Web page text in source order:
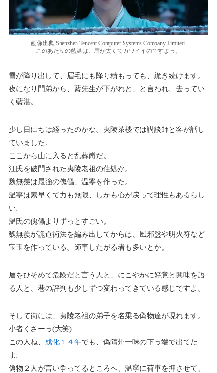
画像出典 Shenzhen Tencent Computer Systems Company Limited.
このあたりの藍湛は、眉が太くてカワイイのですよっ。
雪が降り出して、眉毛にも降り積もっても、跪き続けます。
夜になり門弟から、藍先生が下がれと、と言われ、去ってい
く藍湛。
少し日にちは経ったのかな。夷陵茶楼では講談師と客が話し
ていました。
ここから山に入ると乱葬崗だ。
江氏を破門された夷陵老祖の住処か。
魏無羨は最強の傀儡、温寧を作った。
温寧は素早くて力も無限、しかも心が戻って理性もあるらし
い。
温氏の傀儡よりずっとすごい。
魏無羨が詭道術法を編み出してからは、風邪盤や明火符など
宝玉を作っている。師事したがる者も多いとか。
眉をひそめて危険だと言う人と、にこやかに好意と興味を語
る人と、巷の評判も少しずつ変わってきている感じですよ。
そして街には、夷陵老祖の弟子を名乗る偽物達が現れます。
小者くさーっ(大笑)
この人ね、 成化１４年でも、偽隋州一味の下っ端で出てた
よ。
偽物２人が言い争ってるところへ、温寧に荷車を押させて、